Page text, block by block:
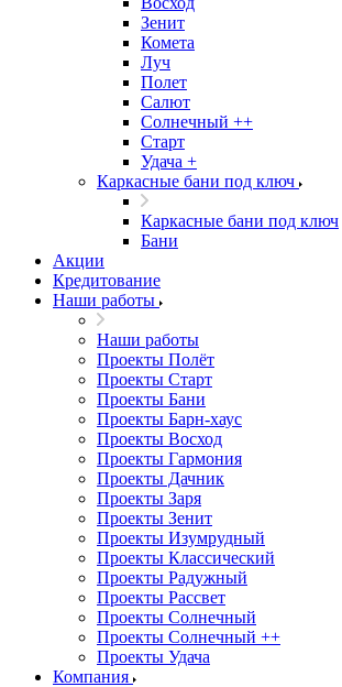
Зенит
Комета
Луч
Полет
Салют
Солнечный ++
Старт
Удача +
Каркасные бани под ключ
Каркасные бани под ключ
Бани
Акции
Кредитование
Наши работы
Наши работы
Проекты Полёт
Проекты Старт
Проекты Бани
Проекты Барн-хаус
Проекты Восход
Проекты Гармония
Проекты Дачник
Проекты Заря
Проекты Зенит
Проекты Изумрудный
Проекты Классический
Проекты Радужный
Проекты Рассвет
Проекты Солнечный
Проекты Солнечный ++
Проекты Удача
Компания